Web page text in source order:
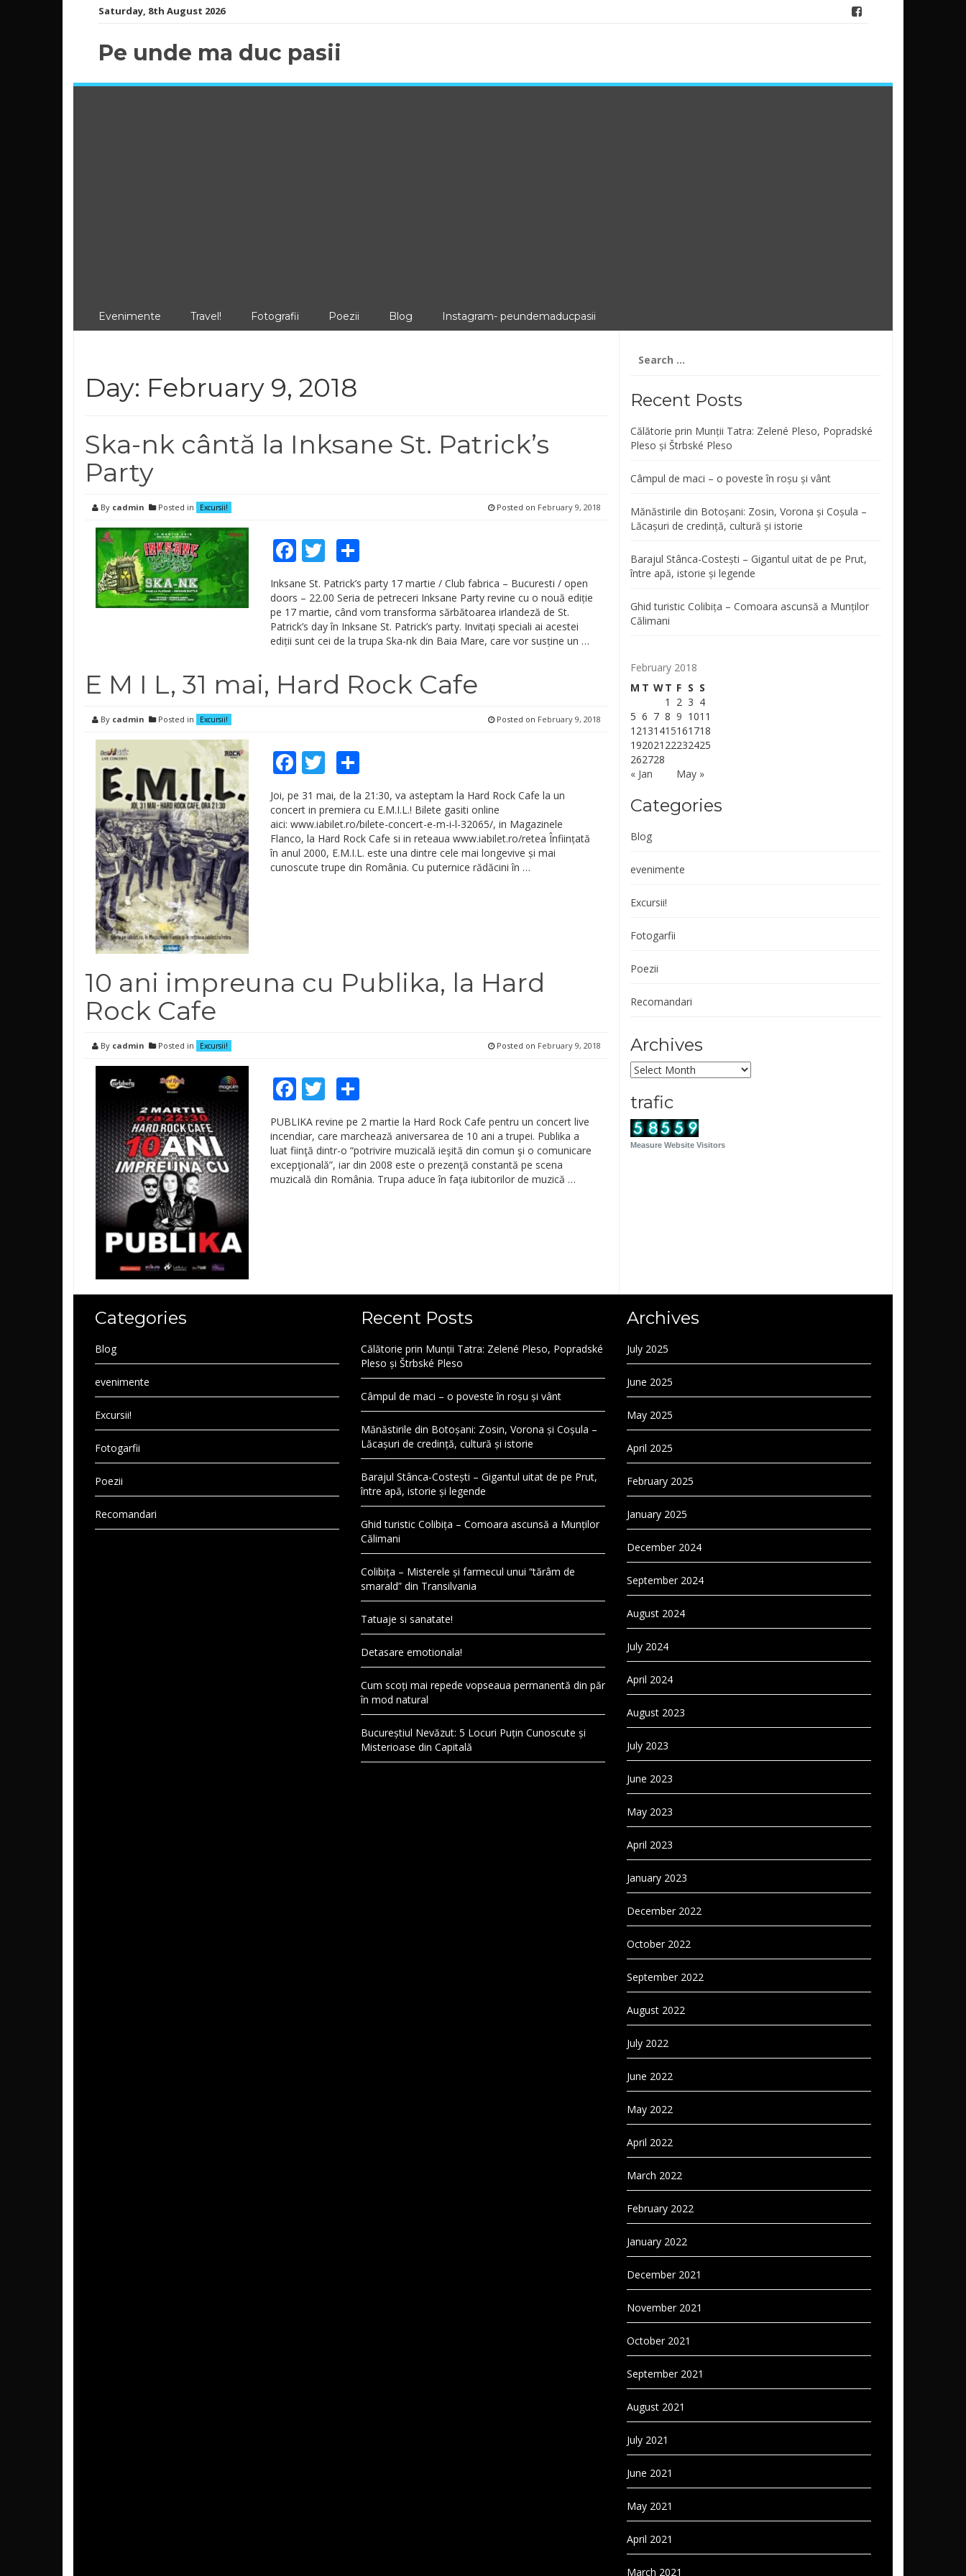
Saturday, 8th August 2026
Pe unde ma duc pasii
Evenimente Travel! Fotografii Poezii Blog Instagram- peundemaducpasii
Day: February 9, 2018
Ska-nk cântă la Inksane St. Patrick’s
Party
By cadmin Posted in Excursii! Posted on February 9, 2018
Facebook
Twitter
Share
Inksane St. Patrick’s party 17 martie / Club fabrica – Bucuresti / open
doors – 22.00 Seria de petreceri Inksane Party revine cu o nouă ediție
pe 17 martie, când vom transforma sărbătoarea irlandeză de St.
Patrick’s day în Inksane St. Patrick’s party. Invitați speciali ai acestei
ediții sunt cei de la trupa Ska-nk din Baia Mare, care vor susține un …
E M I L, 31 mai, Hard Rock Cafe
By cadmin Posted in Excursii! Posted on February 9, 2018
Facebook
Twitter
Share
Joi, pe 31 mai, de la 21:30, va asteptam la Hard Rock Cafe la un
concert in premiera cu E.M.I.L.! Bilete gasiti online
aici: www.iabilet.ro/bilete-concert-e-m-i-l-32065/, in Magazinele
Flanco, la Hard Rock Cafe si in reteaua www.iabilet.ro/retea Înființată
în anul 2000, E.M.I.L. este una dintre cele mai longevive și mai
cunoscute trupe din România. Cu puternice rădăcini în …
10 ani impreuna cu Publika, la Hard
Rock Cafe
By cadmin Posted in Excursii! Posted on February 9, 2018
Facebook
Twitter
Share
PUBLIKA revine pe 2 martie la Hard Rock Cafe pentru un concert live
incendiar, care marchează aniversarea de 10 ani a trupei. Publika a
luat fiinţă dintr-o “potrivire muzicală ieşită din comun şi o comunicare
excepţională”, iar din 2008 este o prezenţă constantă pe scena
muzicală din România. Trupa aduce în faţa iubitorilor de muzică …
for:
Recent Posts
Călătorie prin Munții Tatra: Zelené Pleso, Popradské
Pleso și Štrbské Pleso
Câmpul de maci – o poveste în roșu și vânt
Mănăstirile din Botoșani: Zosin, Vorona și Coșula –
Lăcașuri de credință, cultură și istorie
Barajul Stânca-Costești – Gigantul uitat de pe Prut,
între apă, istorie și legende
Ghid turistic Colibița – Comoara ascunsă a Munților
Călimani
February 2018
M T WT F S S
« Jan May »
1 2 3 4
5 6 7 8 9 1011
12131415161718
192021 22232425
262728
Categories
Blog
evenimente
Excursii!
Fotogarfii
Poezii
Recomandari
Archives
Archives
trafic
Measure Website Visitors
Categories
Blog
evenimente
Excursii!
Fotogarfii
Poezii
Recomandari
Recent Posts
Călătorie prin Munții Tatra: Zelené Pleso, Popradské
Pleso și Štrbské Pleso
Câmpul de maci – o poveste în roșu și vânt
Mănăstirile din Botoșani: Zosin, Vorona și Coșula –
Lăcașuri de credință, cultură și istorie
Barajul Stânca-Costești – Gigantul uitat de pe Prut,
între apă, istorie și legende
Ghid turistic Colibița – Comoara ascunsă a Munților
Călimani
Colibița – Misterele și farmecul unui “tărâm de
smarald” din Transilvania
Tatuaje si sanatate!
Detasare emotionala!
Cum scoți mai repede vopseaua permanentă din păr
în mod natural
Bucureștiul Nevăzut: 5 Locuri Puțin Cunoscute și
Misterioase din Capitală
Archives
July 2025
June 2025
May 2025
April 2025
February 2025
January 2025
December 2024
September 2024
August 2024
July 2024
April 2024
August 2023
July 2023
June 2023
May 2023
April 2023
January 2023
December 2022
October 2022
September 2022
August 2022
July 2022
June 2022
May 2022
April 2022
March 2022
February 2022
January 2022
December 2021
November 2021
October 2021
September 2021
August 2021
July 2021
June 2021
May 2021
April 2021
March 2021